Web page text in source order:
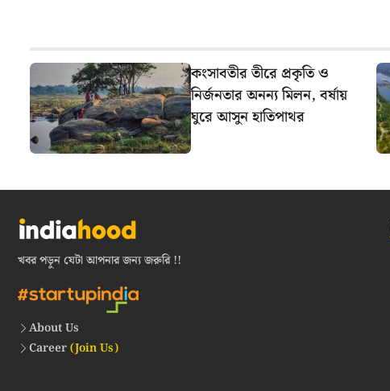
কংসাবতীর তীরে প্রকৃতি ও
নির্জনতার অনন্য মিলন, বর্ষায়
ঘুরে আসুন হাতিপাথর
খবর পড়ুন যেটা আপনার জন্য জরুরি !!
About Us
Career(Join Us)